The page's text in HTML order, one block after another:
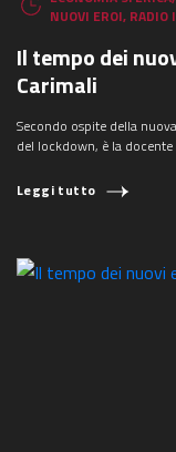
NUOVI EROI, RADIO
Il tempo dei
Carimali
Secondo ospite della
del lockdown, è la
Leggi tutto